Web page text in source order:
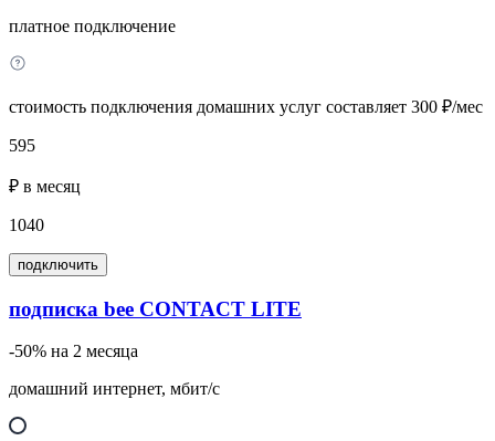
платное подключение
стоимость подключения домашних услуг составляет 300 ₽/мес
595
₽ в месяц
1040
подключить
подписка bee CONTACT LITE
-50% на 2 месяца
домашний интернет, мбит/с